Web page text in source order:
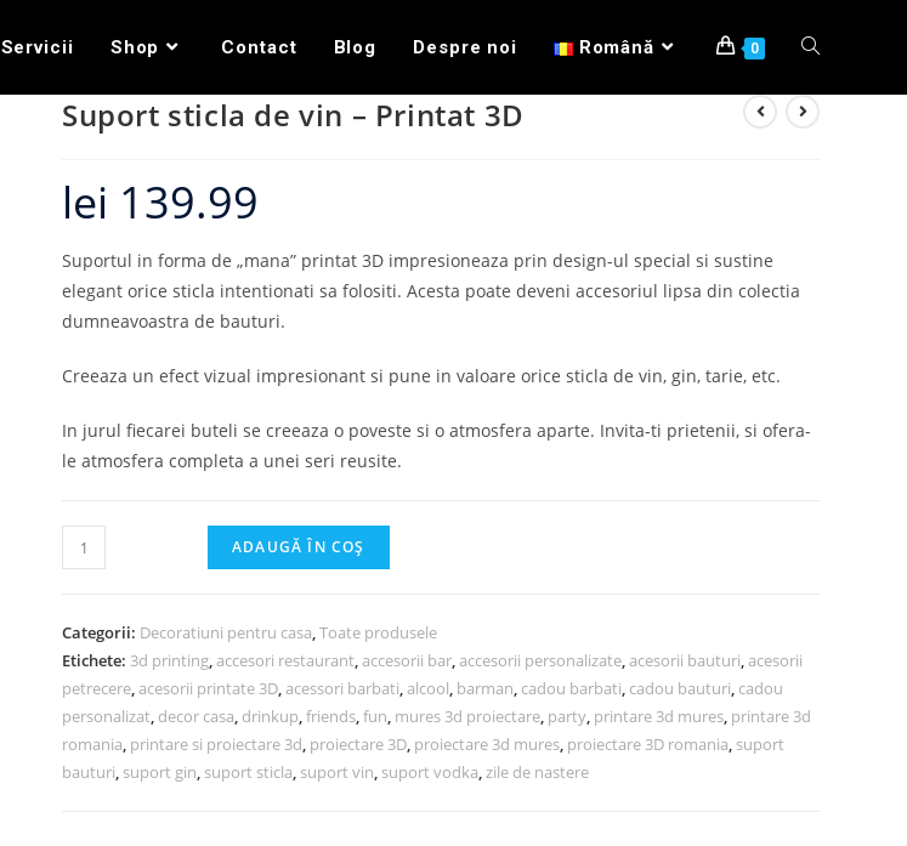
Servicii Shop Contact Blog Despre noi Română 0
Suport sticla de vin – Printat 3D
lei 139.99
Suportul in forma de „mana” printat 3D impresioneaza prin design-ul special si sustine
elegant orice sticla intentionati sa folositi. Acesta poate deveni accesoriul lipsa din colectia
dumneavoastra de bauturi.
Creeaza un efect vizual impresionant si pune in valoare orice sticla de vin, gin, tarie, etc.
In jurul fiecarei buteli se creeaza o poveste si o atmosfera aparte. Invita-ti prietenii, si ofera-
le atmosfera completa a unei seri reusite.
ADAUGĂ ÎN COȘ
Categorii: Decoratiuni pentru casa,Toate produsele
Etichete: 3d printing,accesori restaurant,accesorii bar,accesorii personalizate,acesorii bauturi,acesorii
petrecere,acesorii printate 3D,acessori barbati,alcool, barman, cadou barbati, cadou bauturi, cadou
personalizat, decor casa, drinkup,friends,fun, mures 3d proiectare, party, printare 3d mures, printare 3d
romania, printare si proiectare 3d, proiectare 3D, proiectare 3d mures, proiectare 3D romania, suport
bauturi, suport gin, suport sticla, suport vin, suport vodka,zile de nastere